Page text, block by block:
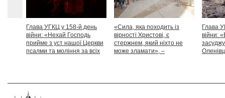
Глава УГКЦ у 158-й день
війни: «Нехай Господь
прийме з уст нашої Церкви
псалми та моління за всіх
«Сила, яка походить із
вірності Христові, є
стержнем, який ніхто не
може зламати», –
Глава
війни: